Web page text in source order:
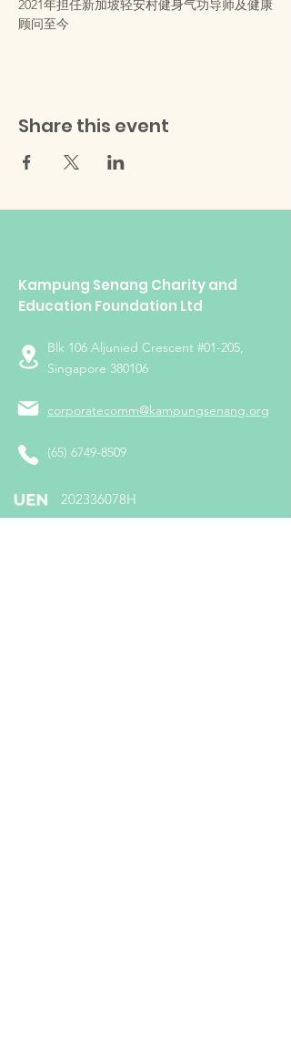
2021年担任新加坡轻安村健身气功导师及健康
顾问至今
Share this event
Kampung Senang Charity and
Education Foundation Ltd
Blk 106 Aljunied Crescent #01-205,
Singapore 380106
corporatecomm@kampungsenang.org
(65) 6749-8509
​202336078H